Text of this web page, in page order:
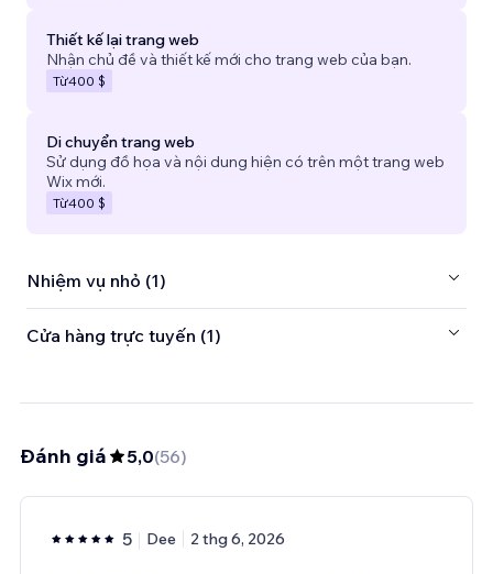
Thiết kế lại trang web
Nhận chủ đề và thiết kế mới cho trang web của bạn.
Từ400 $
Di chuyển trang web
Sử dụng đồ họa và nội dung hiện có trên một trang web
Wix mới.
Từ400 $
Nhiệm vụ nhỏ (1)
Cửa hàng trực tuyến (1)
Đánh giá 5,0(56)
5 Dee 2 thg 6, 2026